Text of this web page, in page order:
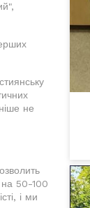
не
на 50-100
і ми